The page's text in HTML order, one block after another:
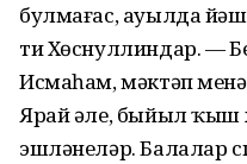
булмағас, ауылда
ти Хөснуллиндар. —
Исмаһам, мәктәп
Ярай әле, быйыл ҡыш
эшләнеләр. Балалар